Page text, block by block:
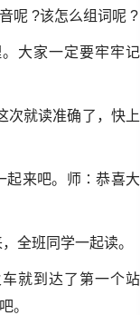
呢 ?该怎么组词呢 ?
大家一定要牢牢记
次就读准确了，快上
起来吧。师 ∶恭喜大
全班同学一起读。
就到达了第一个站
。